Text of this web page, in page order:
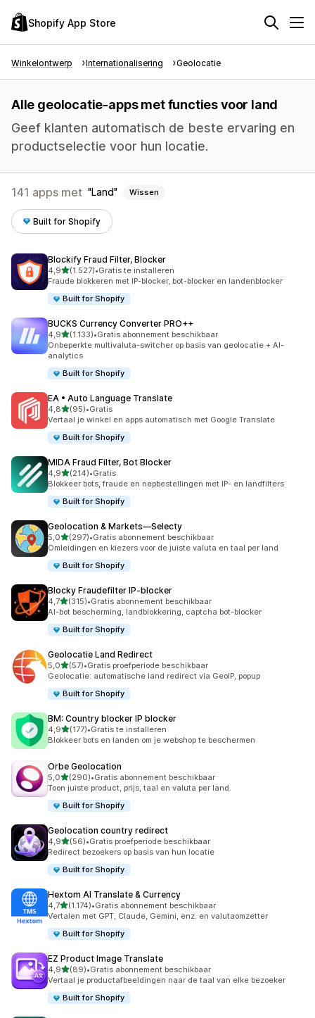
Shopify App Store
Winkelontwerp Internationalisering Geolocatie
Alle geolocatie-apps met functies voor land
Geef klanten automatisch de beste ervaring en
productselectie voor hun locatie.
141 apps met Land Wissen
Built for Shopify
Blockify Fraud Filter, Blocker
4,9van 5 sterren
(1.527)
1527 recensies in totaal
•Gratis te installeren
Fraude blokkeren met IP-blocker, bot-blocker en landenblocker
Built for Shopify
BUCKS Currency Converter PRO++
4,9van 5 sterren
(1.133)
1133 recensies in totaal
•Gratis abonnement beschikbaar
Onbeperkte multivaluta-switcher op basis van geolocatie + AI-
analytics
Built for Shopify
EA • Auto Language Translate
4,8van 5 sterren
(95)
95 recensies in totaal
•Gratis
Vertaal je winkel en apps automatisch met Google Translate
Built for Shopify
MIDA Fraud Filter, Bot Blocker
4,9van 5 sterren
(214)
214 recensies in totaal
•Gratis
Blokkeer bots, fraude en nepbestellingen met IP- en landfilters
Built for Shopify
Geolocation & Markets—Selecty
5,0van 5 sterren
(297)
297 recensies in totaal
•Gratis abonnement beschikbaar
Omleidingen en kiezers voor de juiste valuta en taal per land
Built for Shopify
Blocky Fraudefilter IP‑blocker
4,7van 5 sterren
(315)
315 recensies in totaal
•Gratis abonnement beschikbaar
AI-bot bescherming, landblokkering, captcha bot-blocker
Built for Shopify
Geolocatie Land Redirect
5,0van 5 sterren
(57)
57 recensies in totaal
•Gratis proefperiode beschikbaar
Geolocatie: automatische land redirect via GeoIP, popup
Built for Shopify
BM: Country blocker IP blocker
4,9van 5 sterren
(177)
177 recensies in totaal
•Gratis te installeren
Blokkeer bots en landen om je webshop te beschermen
Orbe Geolocation
5,0van 5 sterren
(290)
290 recensies in totaal
•Gratis abonnement beschikbaar
Toon juiste product, prijs, taal en valuta per land.
Built for Shopify
Geolocation country redirect
4,9van 5 sterren
(56)
56 recensies in totaal
•Gratis proefperiode beschikbaar
Redirect bezoekers op basis van hun locatie
Built for Shopify
Hextom AI Translate & Currency
4,7van 5 sterren
(1.174)
1174 recensies in totaal
•Gratis abonnement beschikbaar
Vertalen met GPT, Claude, Gemini, enz. en valutaomzetter
Built for Shopify
EZ Product Image Translate
4,9van 5 sterren
(89)
89 recensies in totaal
•Gratis abonnement beschikbaar
Vertaal je productafbeeldingen naar de taal van elke bezoeker
Built for Shopify